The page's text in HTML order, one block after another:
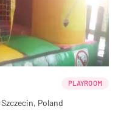
PLAYROOM
Poland